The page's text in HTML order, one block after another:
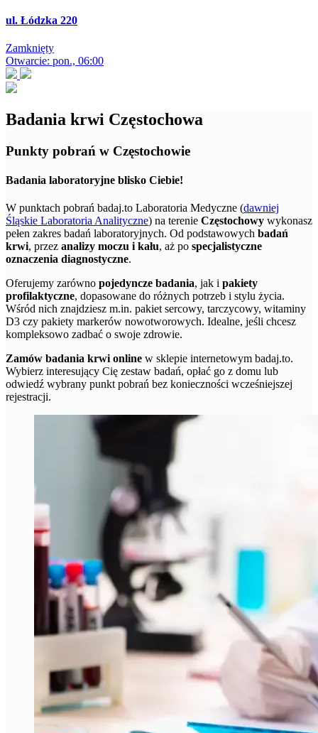
ul. Łódzka 220
Zamknięty
Otwarcie: pon., 06:00
Badania krwi Częstochowa
Punkty pobrań w Częstochowie
Badania laboratoryjne blisko Ciebie!
W punktach pobrań badaj.to Laboratoria Medyczne (dawniej
Śląskie Laboratoria Analityczne) na terenie Częstochowy wykonasz
pełen zakres badań laboratoryjnych. Od podstawowych badań
krwi, przez analizy moczu i kału, aż po specjalistyczne
oznaczenia diagnostyczne.
Oferujemy zarówno pojedyncze badania, jak i pakiety
profilaktyczne, dopasowane do różnych potrzeb i stylu życia.
Wśród nich znajdziesz m.in. pakiet sercowy, tarczycowy, witaminy
D3 czy pakiety markerów nowotworowych. Idealne, jeśli chcesz
kompleksowo zadbać o swoje zdrowie.
Zamów badania krwi online w sklepie internetowym badaj.to.
Wybierz interesujący Cię zestaw badań, opłać go z domu lub
odwiedź wybrany punkt pobrań bez konieczności wcześniejszej
rejestracji.